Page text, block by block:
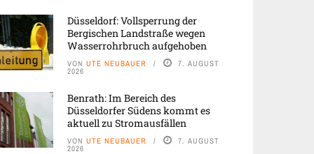
Düsseldorf: Vollsperrung der
Bergischen Landstraße wegen
Wasserrohrbruch aufgehoben
VON UTE NEUBAUER 7. AUGUST
2026
Benrath: Im Bereich des
Düsseldorfer Südens kommt es
aktuell zu Stromausfällen
VON UTE NEUBAUER 7. AUGUST
2026